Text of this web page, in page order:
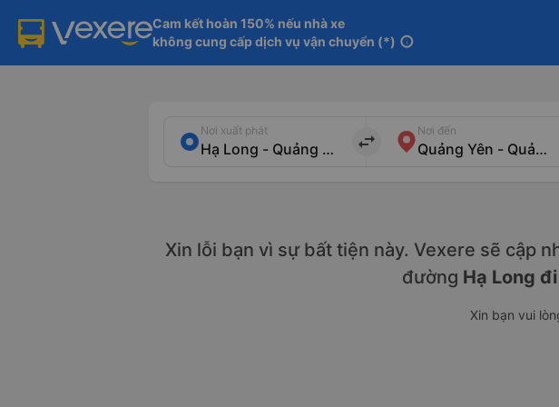
Cam kết hoàn 150% nếu nhà xe
không cung cấp dịch vụ vận chuyển (*) info
Nơi xuất phát
import_export
Nơi đến
Xin lỗi bạn vì sự bất tiện này. Vexere sẽ cập
đường Hạ Long
Xin bạn vui